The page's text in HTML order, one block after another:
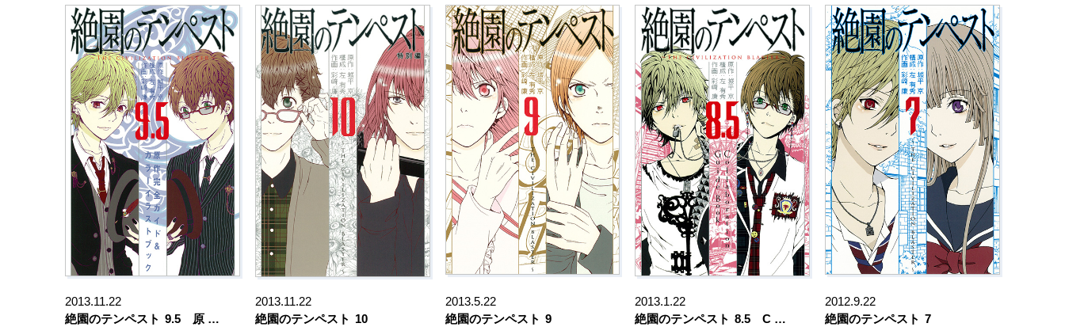
2013.11.22
絶園のテンペスト 9.5 原 …
2013.11.22
絶園のテンペスト 10
2013.5.22
絶園のテンペスト 9
2013.1.22
絶園のテンペスト 8.5 C …
2012.9.22
絶園のテンペスト 7